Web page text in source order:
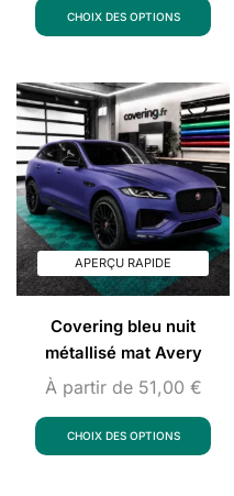
CHOIX DES OPTIONS
APERÇU RAPIDE
Covering bleu nuit
métallisé mat Avery
À partir de 51,00 €
CHOIX DES OPTIONS